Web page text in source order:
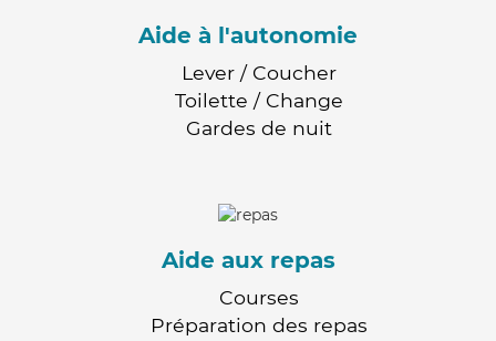
Aide à l'autonomie
Lever / Coucher
Toilette / Change
Gardes de nuit
Aide aux repas
Courses
Préparation des repas